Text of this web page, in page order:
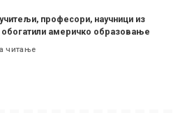
професори, научници из
америчко образовање
читање